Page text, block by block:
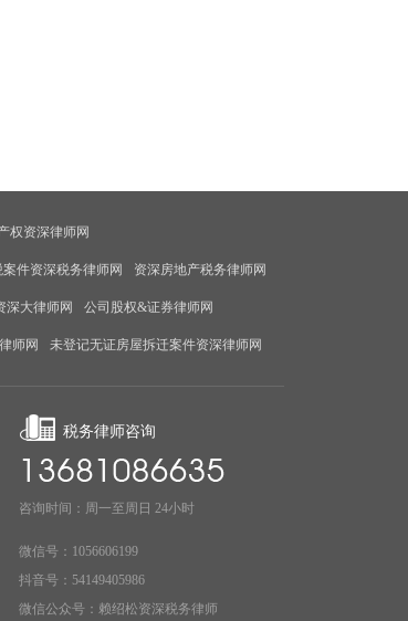
权资深律师网
件资深税务律师网 资深房地产税务律师网
深大律师网 公司股权&证券律师网
师网 未登记无证房屋拆迁案件资深律师网
税务律师咨询
咨询时间：周一至周日 24小时
微信号：1056606199
抖音号：54149405986
微信公众号：赖绍松资深税务律师